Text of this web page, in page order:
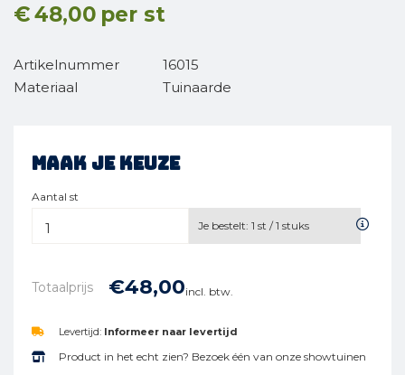
€48,00 per st
Artikelnummer
16015
Materiaal
Tuinaarde
Maak je keuze
Aantal st
Je bestelt: 1 st /1 stuks
Totaalprijs €48,00incl. btw.
Levertijd: Informeer naar levertijd
Product in het echt zien? Bezoek één van onze showtuinen